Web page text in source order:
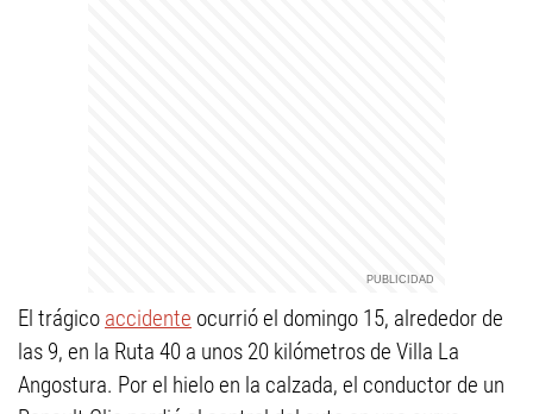
El trágico accidente ocurrió el domingo 15, alrededor de
las 9, en la Ruta 40 a unos 20 kilómetros de Villa La
Angostura. Por el hielo en la calzada, el conductor de un